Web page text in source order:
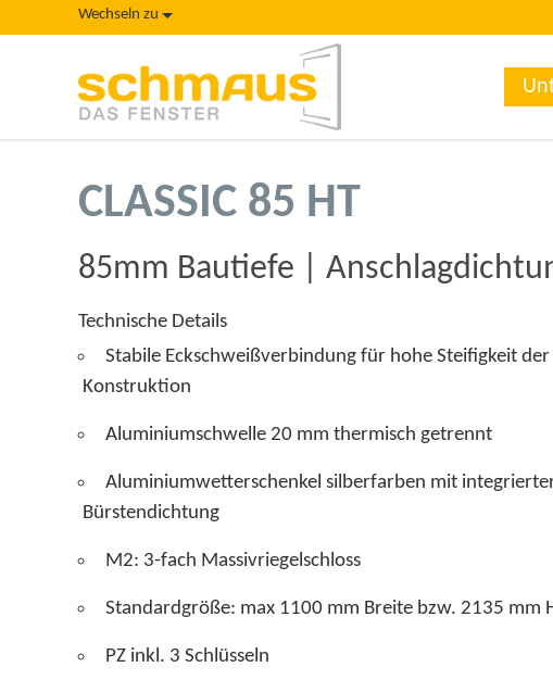
Wechseln zu
CLASSIC 85 HT
85mm Bautiefe |
Technische Details
Stabile Eckschweißverbindung für hohe
Konstruktion
Aluminiumschwelle 20 mm thermisch getrennt
Aluminiumwetterschenkel silberfarben mit
Bürstendichtung
M2: 3-fach Massivriegelschloss
Standardgröße: max 1100 mm Breite bzw. 2135 mm
PZ inkl. 3 Schlüsseln